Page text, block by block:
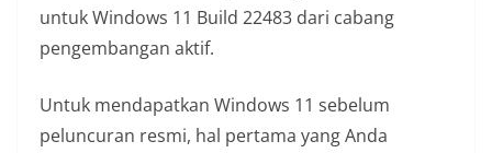
untuk Windows 11 Build 22483 dari cabang
pengembangan aktif.
Untuk mendapatkan Windows 11 sebelum
peluncuran resmi, hal pertama yang Anda